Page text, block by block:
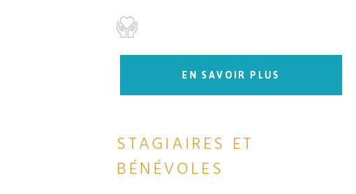
EN SAVOIR PLUS
STAGIAIRES ET
BÉNÉVOLES